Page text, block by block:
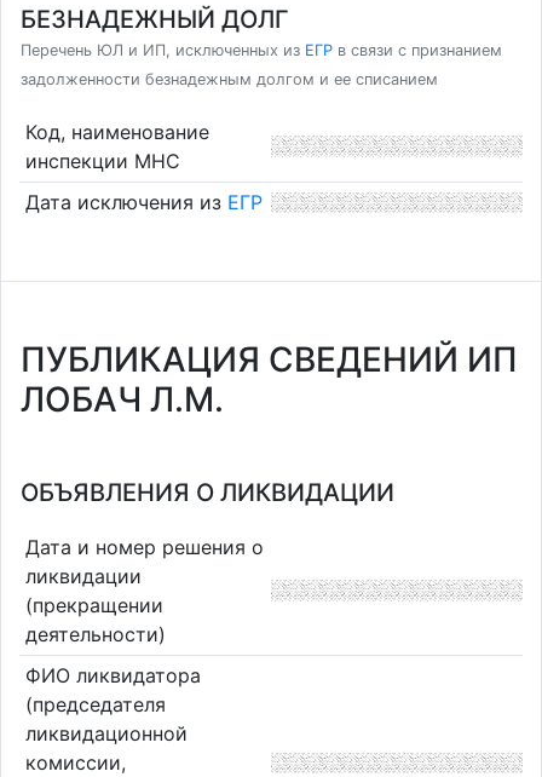
БЕЗНАДЕЖНЫЙ ДОЛГ
Перечень ЮЛ и ИП, исключенных из ЕГР в связи с признанием
задолженности безнадежным долгом и ее списанием
Код, наименование
инспекции МНС
Дата исключения из ЕГР
ПУБЛИКАЦИЯ СВЕДЕНИЙ ИП
ЛОБАЧ Л.М.
ОБЪЯВЛЕНИЯ О ЛИКВИДАЦИИ
Дата и номер решения о
ликвидации
(прекращении
деятельности)
ФИО ликвидатора
(председателя
ликвидационной
комиссии,